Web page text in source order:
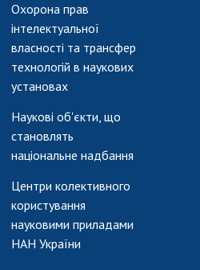
Охорона прав
інтелектуальної
власності та трансфер
технологій в наукових
установах
Наукові об'єкти, що
становлять
національне надбання
Центри колективного
користування
науковими приладами
НАН України